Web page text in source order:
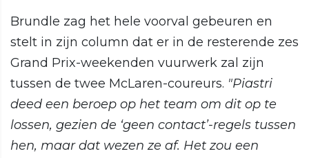
Brundle zag het hele voorval gebeuren en
stelt in zijn column dat er in de resterende zes
Grand Prix-weekenden vuurwerk zal zijn
tussen de twee McLaren-coureurs. "Piastri
deed een beroep op het team om dit op te
lossen, gezien de ‘geen contact’-regels tussen
hen, maar dat wezen ze af. Het zou een